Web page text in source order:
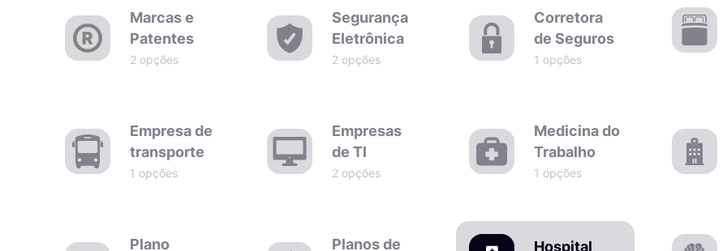
Marcas e
Patentes
2 opções
Segurança
Eletrônica
2 opções
Corretora
de Seguros
1 opções
Empresa de
transporte
1 opções
Empresas
de TI
2 opções
Medicina do
Trabalho
1 opções
Plano
Planos de
Hospital